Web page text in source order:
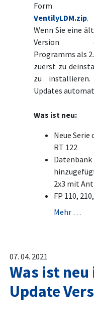
Form
VentilyLDM.zip.
Wenn Sie eine
Version
Programms als
zuerst zu
zu installieren.
Updates
Was ist neu:
Neue
RT 122
2x3 mit
FP 110,
Mehr …
07. 04. 2021
Was ist neu
Update